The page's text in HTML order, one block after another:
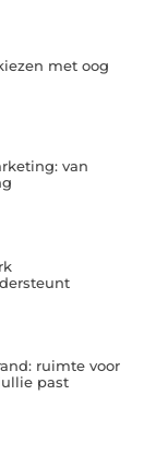
met oog
van
ruimte voor
past